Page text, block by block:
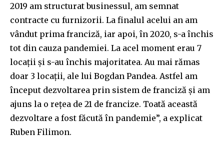
2019 am structurat businessul, am semnat
contracte cu furnizorii. La finalul acelui an am
vândut prima franciză, iar apoi, în 2020, s-a închis
tot din cauza pandemiei. La acel moment erau 7
locații și s-au închis majoritatea. Au mai rămas
doar 3 locații, ale lui Bogdan Pandea. Astfel am
început dezvoltarea prin sistem de franciză și am
ajuns la o rețea de 21 de francize. Toată această
dezvoltare a fost făcută în pandemie”, a explicat
Ruben Filimon.